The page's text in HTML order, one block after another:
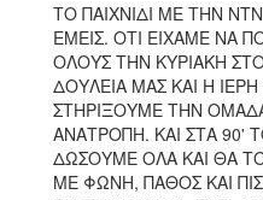
ΤΟ ΠΑΙΧΝΙΔΙ ΜΕ ΤΗΝ
ΕΜΕΙΣ. ΟΤΙ ΕΙΧΑΜΕ ΝΑ
ΟΛΟΥΣ ΤΗΝ ΚΥΡΙΑΚΗ
ΔΟΥΛΕΙΑ ΜΑΣ ΚΑΙ Η
ΣΤΗΡΙΞΟΥΜΕ ΤΗΝ
ΑΝΑΤΡΟΠΗ. ΚΑΙ ΣΤΑ 90'
ΔΩΣΟΥΜΕ ΟΛΑ ΚΑΙ ΘΑ
ΜΕ ΦΩΝΗ, ΠΑΘΟΣ ΚΑΙ